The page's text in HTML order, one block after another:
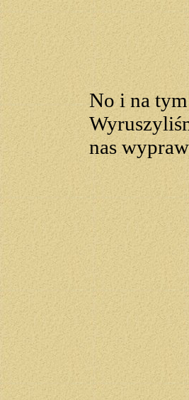
No i na tym
nas